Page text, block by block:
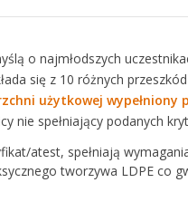
o najmłodszych
się z 10 różnych
użytkowej wypełniony
nie spełniający podanych
atest, spełniają
tworzywa LDPE co